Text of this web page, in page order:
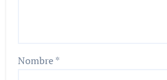
Nombre*